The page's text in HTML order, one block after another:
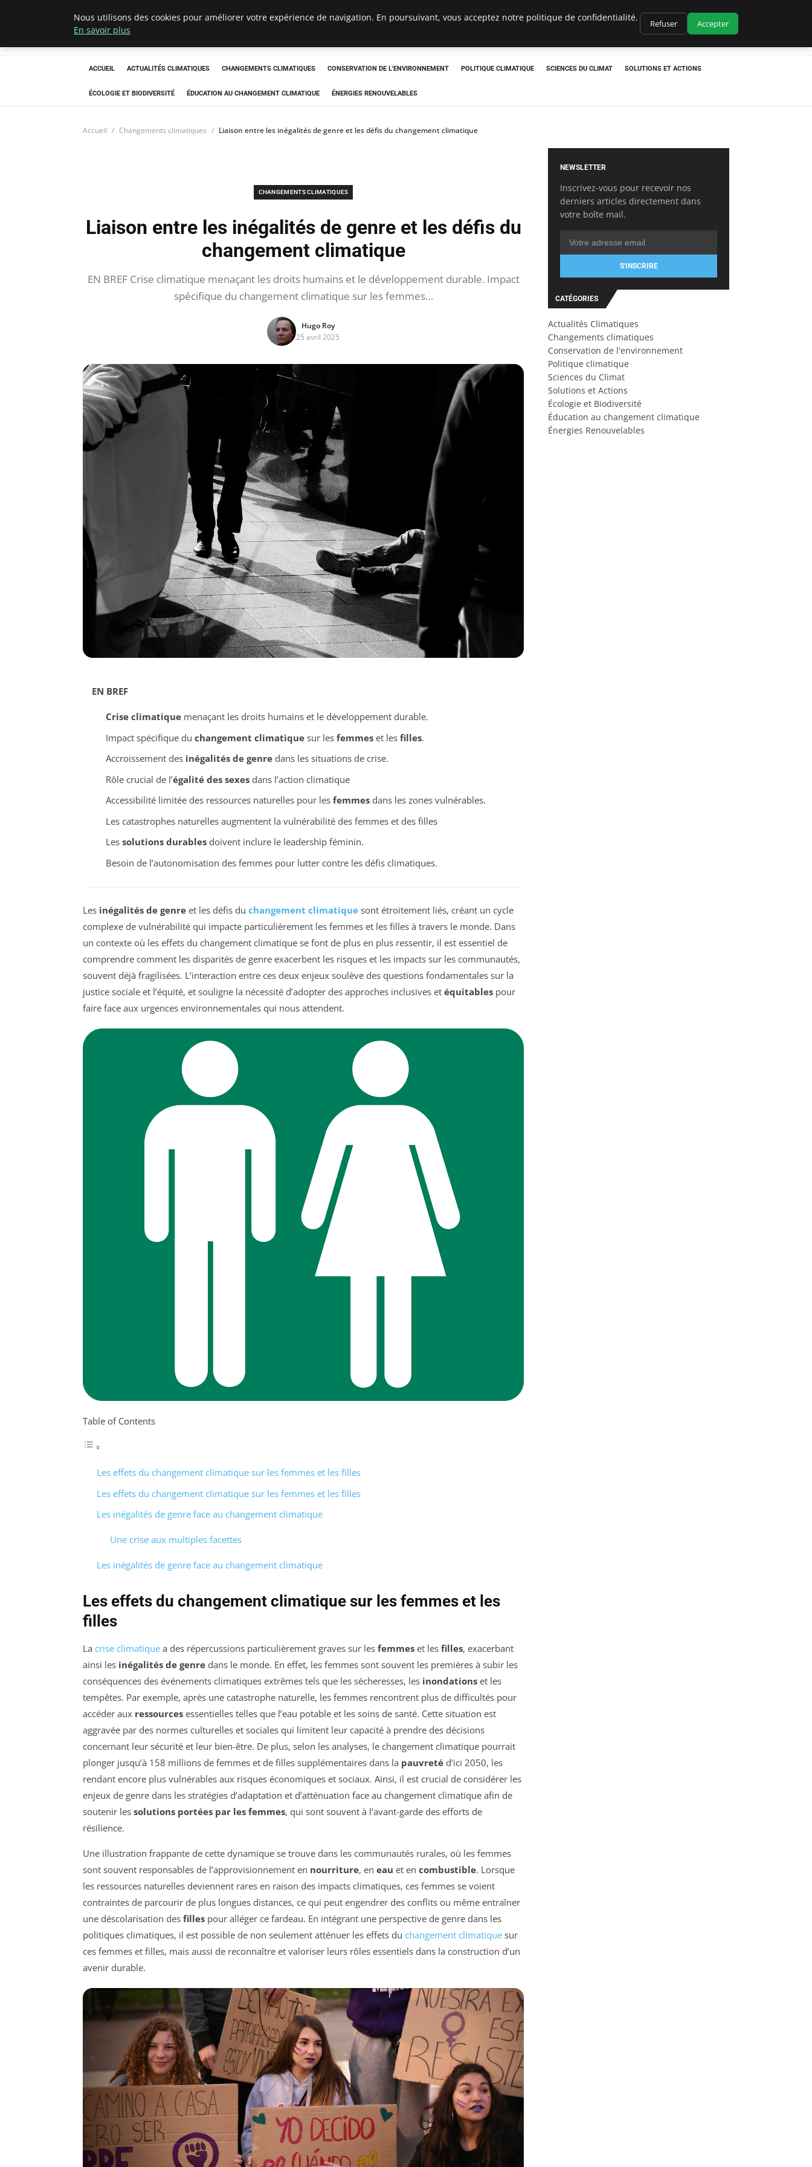
Climatedebtagents
ACCUEIL ACTUALITÉS CLIMATIQUES CHANGEMENTS CLIMATIQUES CONSERVATION DE L'ENVIRONNEMENT POLITIQUE CLIMATIQUE SCIENCES DU CLIMAT SOLUTIONS ET ACTIONS
ÉCOLOGIE ET BIODIVERSITÉ ÉDUCATION AU CHANGEMENT CLIMATIQUE ÉNERGIES RENOUVELABLES
Accueil Changements climatiques Liaison entre les inégalités de genre et les défis du changement climatique
CHANGEMENTS CLIMATIQUES
Liaison entre les inégalités de genre et les défis du
changement climatique
EN BREF Crise climatique menaçant les droits humains et le développement durable. Impact
spécifique du changement climatique sur les femmes…
Hugo Roy
25 avril 2025
EN BREF
Crise climatiquemenaçant les droits humains et le développement durable.
Impact spécifique du changement climatiquesur les femmeset les filles.
Accroissement des inégalités de genredans les situations de crise.
Rôle crucial de l’égalité des sexesdans l’action climatique
Accessibilité limitée des ressources naturelles pour les femmesdans les zones vulnérables.
Les catastrophes naturelles augmentent la vulnérabilité des femmes et des filles
Les solutions durablesdoivent inclure le leadership féminin.
Besoin de l’autonomisation des femmes pour lutter contre les défis climatiques.
Les inégalités de genre et les défis du changement climatique sont étroitement liés, créant un cycle
complexe de vulnérabilité qui impacte particulièrement les femmes et les filles à travers le monde. Dans
un contexte où les effets du changement climatique se font de plus en plus ressentir, il est essentiel de
comprendre comment les disparités de genre exacerbent les risques et les impacts sur les communautés,
souvent déjà fragilisées. L’interaction entre ces deux enjeux soulève des questions fondamentales sur la
justice sociale et l’équité, et souligne la nécessité d’adopter des approches inclusives et équitables pour
faire face aux urgences environnementales qui nous attendent.
Table of Contents
Les effets du changement climatique sur les femmes et les filles
Les effets du changement climatique sur les femmes et les filles
Les inégalités de genre face au changement climatique
Une crise aux multiples facettes
Les inégalités de genre face au changement climatique
Les effets du changement climatique sur les femmes et les
filles
La crise climatique a des répercussions particulièrement graves sur les femmes et les filles, exacerbant
ainsi les inégalités de genre dans le monde. En effet, les femmes sont souvent les premières à subir les
conséquences des événements climatiques extrêmes tels que les sécheresses, les inondations et les
tempêtes. Par exemple, après une catastrophe naturelle, les femmes rencontrent plus de difficultés pour
accéder aux ressources essentielles telles que l’eau potable et les soins de santé. Cette situation est
aggravée par des normes culturelles et sociales qui limitent leur capacité à prendre des décisions
concernant leur sécurité et leur bien-être. De plus, selon les analyses, le changement climatique pourrait
plonger jusqu’à 158 millions de femmes et de filles supplémentaires dans la pauvreté d’ici 2050, les
rendant encore plus vulnérables aux risques économiques et sociaux. Ainsi, il est crucial de considérer les
enjeux de genre dans les stratégies d’adaptation et d’atténuation face au changement climatique afin de
soutenir les solutions portées par les femmes, qui sont souvent à l’avant-garde des efforts de
résilience.
Une illustration frappante de cette dynamique se trouve dans les communautés rurales, où les femmes
sont souvent responsables de l’approvisionnement en nourriture, en eau et en combustible. Lorsque
les ressources naturelles deviennent rares en raison des impacts climatiques, ces femmes se voient
contraintes de parcourir de plus longues distances, ce qui peut engendrer des conflits ou même entraîner
une déscolarisation des filles pour alléger ce fardeau. En intégrant une perspective de genre dans les
politiques climatiques, il est possible de non seulement atténuer les effets du changement climatique sur
ces femmes et filles, mais aussi de reconnaître et valoriser leurs rôles essentiels dans la construction d’un
avenir durable.
NEWSLETTER
Inscrivez-vous pour recevoir nos
derniers articles directement dans
votre boîte mail.
S'INSCRIRE
CATÉGORIES
Actualités Climatiques
Changements climatiques
Conservation de l'environnement
Politique climatique
Sciences du Climat
Solutions et Actions
Écologie et Biodiversité
Éducation au changement climatique
Énergies Renouvelables
Nous utilisons des cookies pour améliorer votre expérience de navigation. En poursuivant, vous acceptez notre politique de confidentialité.
En savoir plus
Refuser Accepter